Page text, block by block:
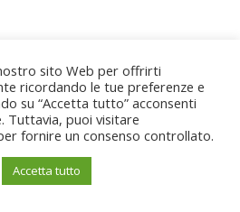
sito Web per offrirti
ricordando le tue preferenze e
su “Accetta tutto” acconsenti
Tuttavia, puoi visitare
fornire un consenso controllato.
Accetta tutto